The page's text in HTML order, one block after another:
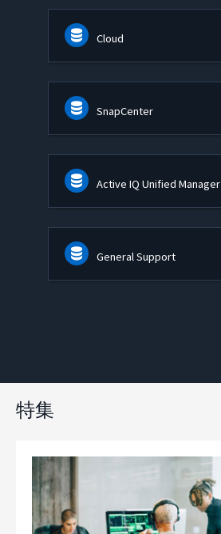
Cloud
SnapCenter
Active IQ Unified Manager
General Support
特集